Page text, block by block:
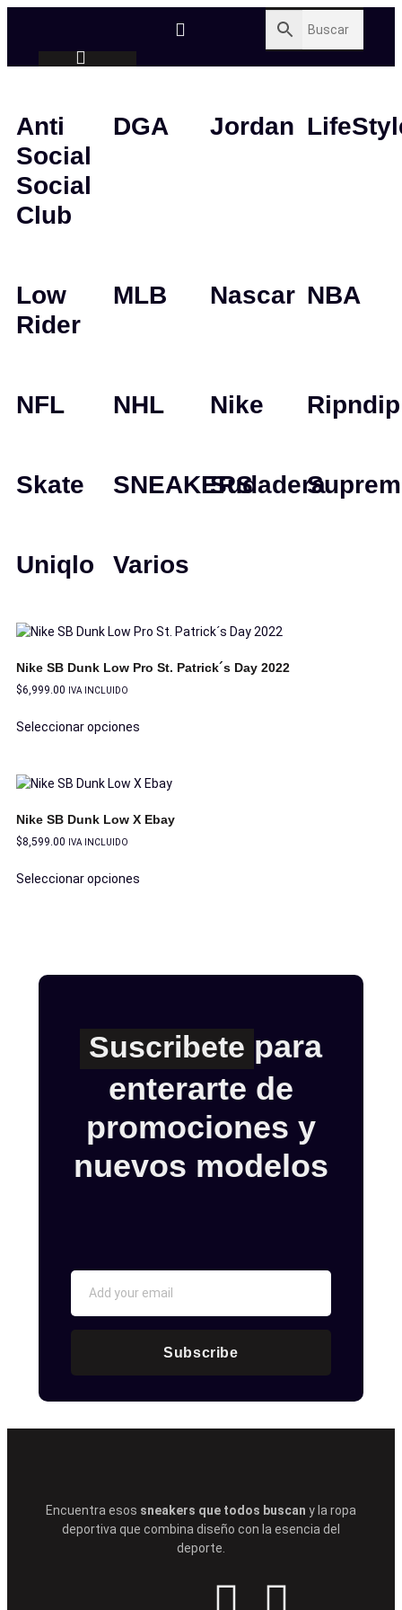
Anti
Social
Social
Club
DGA Jordan
Low
Rider
MLB Nascar NBA
NFL NHL Nike Ripndip
Skate SNEAKERSSudadera
Uniqlo Varios
Nike SB Dunk Low Pro St. Patrick´s Day 2022
$6,999.00 IVA INCLUIDO
Seleccionar opciones
Nike SB Dunk Low X Ebay
$8,599.00 IVA INCLUIDO
Seleccionar opciones
Suscribete para
enterarte de
promociones y
nuevos modelos
Subscribe
Encuentra esos sneakers que todos buscan y la ropa
deportiva que combina diseño con la esencia del
deporte.